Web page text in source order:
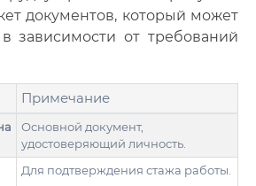
документов, который может
зависимости от требований
Примечание
Основной документ,
удостоверяющий личность.
Для подтверждения стажа работы.